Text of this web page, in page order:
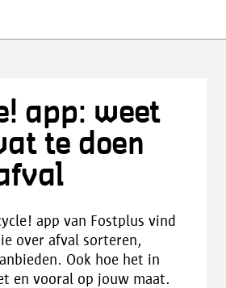
app: weet
te doen
app van Fostplus vind
over afval sorteren,
Ook hoe het in
en vooral op jouw maat.